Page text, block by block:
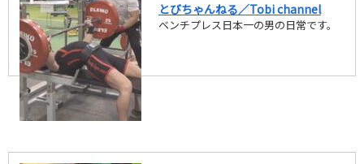
とびちゃんねる／Tobi channel
ベンチプレス日本一の男の日常です。